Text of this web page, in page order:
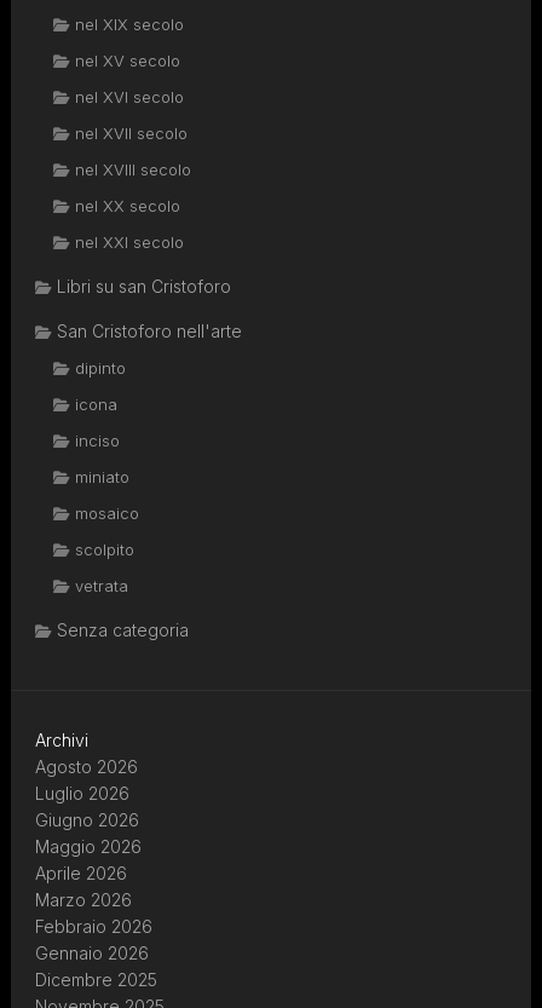
nel XIX secolo
nel XV secolo
nel XVI secolo
nel XVII secolo
nel XVIII secolo
nel XX secolo
nel XXI secolo
Libri su san Cristoforo
San Cristoforo nell'arte
dipinto
icona
inciso
miniato
mosaico
scolpito
vetrata
Senza categoria
Archivi
Agosto 2026
Luglio 2026
Giugno 2026
Maggio 2026
Aprile 2026
Marzo 2026
Febbraio 2026
Gennaio 2026
Dicembre 2025